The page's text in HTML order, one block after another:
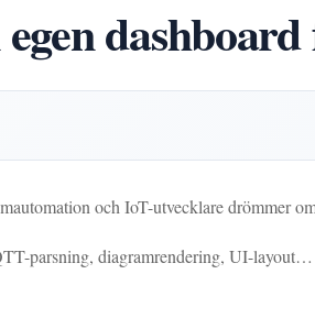
och IoT-utvecklare drömmer
parsning, diagramrendering, UI-